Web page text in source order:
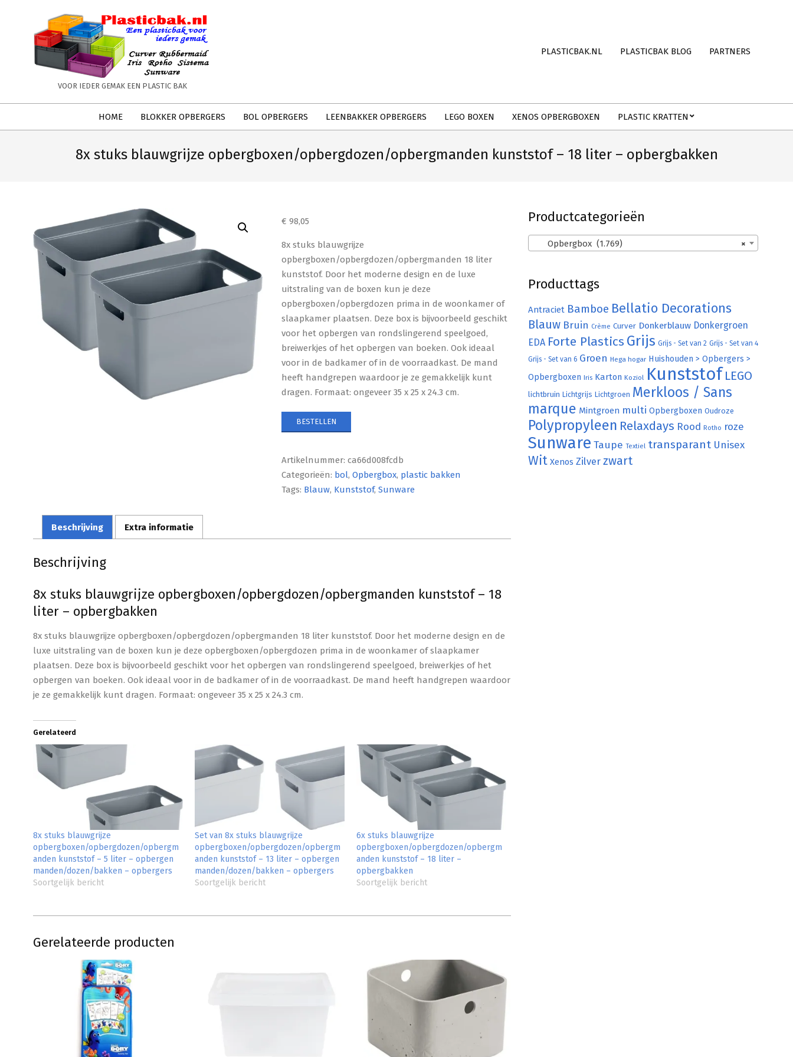
PLASTICBAK.NL
VOOR IEDER GEMAK EEN PLASTIC BAK
PLASTICBAK.NL PLASTICBAK BLOG PARTNERS
HOME BLOKKER OPBERGERS BOL OPBERGERS LEENBAKKER OPBERGERS LEGO BOXEN XENOS OPBERGBOXEN PLASTIC KRATTEN
8x stuks blauwgrijze opbergboxen/opbergdozen/opbergmanden kunststof – 18 liter – opbergbakken
€ 98,05
8x stuks blauwgrijze
opbergboxen/opbergdozen/opbergmanden 18 liter
kunststof. Door het moderne design en de luxe
uitstraling van de boxen kun je deze
opbergboxen/opbergdozen prima in de woonkamer of
slaapkamer plaatsen. Deze box is bijvoorbeeld geschikt
voor het opbergen van rondslingerend speelgoed,
breiwerkjes of het opbergen van boeken. Ook ideaal
voor in de badkamer of in de voorraadkast. De mand
heeft handgrepen waardoor je ze gemakkelijk kunt
dragen. Formaat: ongeveer 35 x 25 x 24.3 cm.
BESTELLEN
Artikelnummer:ca66d008fcdb
Categorieën: bol,Opbergbox, plastic bakken
Tags: Blauw, Kunststof,Sunware
Beschrijving Extra informatie
Beschrijving
8x stuks blauwgrijze opbergboxen/opbergdozen/opbergmanden kunststof – 18
liter – opbergbakken
8x stuks blauwgrijze opbergboxen/opbergdozen/opbergmanden 18 liter kunststof. Door het moderne design en de
luxe uitstraling van de boxen kun je deze opbergboxen/opbergdozen prima in de woonkamer of slaapkamer
plaatsen. Deze box is bijvoorbeeld geschikt voor het opbergen van rondslingerend speelgoed, breiwerkjes of het
opbergen van boeken. Ook ideaal voor in de badkamer of in de voorraadkast. De mand heeft handgrepen waardoor
je ze gemakkelijk kunt dragen. Formaat: ongeveer 35 x 25 x 24.3 cm.
Gerelateerd
8x stuks blauwgrijze
opbergboxen/opbergdozen/opbergm
anden kunststof – 5 liter – opbergen
manden/dozen/bakken – opbergers
Soortgelijk bericht
Set van 8x stuks blauwgrijze
opbergboxen/opbergdozen/opbergm
anden kunststof – 13 liter – opbergen
manden/dozen/bakken – opbergers
Soortgelijk bericht
6x stuks blauwgrijze
opbergboxen/opbergdozen/opbergm
anden kunststof – 18 liter –
opbergbakken
Soortgelijk bericht
Gerelateerde producten
Productcategorieën
×
Opbergbox (1.769)
Producttags
Antraciet Bamboe Bellatio Decorations
Blauw Bruin Crème Curver Donkerblauw Donkergroen
EDA Forte Plastics Grijs Grijs - Set van 2 Grijs - Set van 4
Grijs - Set van 6 Groen Hega hogar Huishouden > Opbergers >
Opbergboxen Iris Karton Koziol Kunststof LEGO
lichtbruin Lichtgrijs Lichtgroen Merkloos / Sans
marque Mintgroen multi Opbergboxen Oudroze
Polypropyleen Relaxdays Rood Rotho roze
Sunware Taupe Textiel transparant Unisex
Wit Xenos Zilver zwart